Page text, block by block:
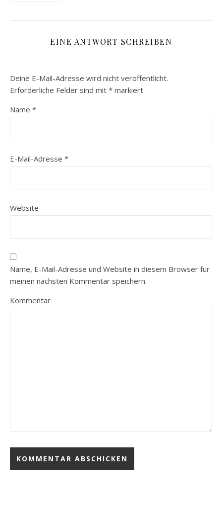
EINE ANTWORT SCHREIBEN
Deine E-Mail-Adresse wird nicht veröffentlicht.
Erforderliche Felder sind mit * markiert
Name *
E-Mail-Adresse *
Website
Name, E-Mail-Adresse und Website in diesem Browser für
meinen nächsten Kommentar speichern.
Kommentar